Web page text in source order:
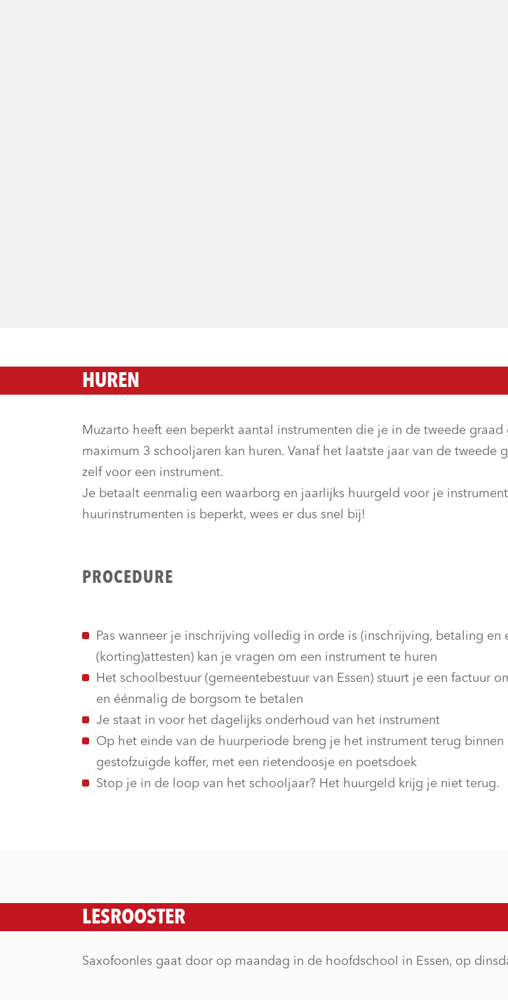
HUREN
Muzarto heeft een beperkt aantal instrumenten die je in de tweede graad
maximum 3 schooljaren kan huren. Vanaf het laatste jaar van de tweede
zelf voor een instrument.
Je betaalt eenmalig een waarborg en jaarlijks huurgeld voor je
huurinstrumenten is beperkt, wees er dus snel bij!
PROCEDURE
Pas wanneer je inschrijving volledig in orde is (inschrijving, betaling en
(korting)attesten) kan je vragen om een instrument te huren
Het schoolbestuur (gemeentebestuur van Essen) stuurt je een factuur
en éénmalig de borgsom te betalen
Je staat in voor het dagelijks onderhoud van het instrument
Op het einde van de huurperiode breng je het instrument terug binnen
gestofzuigde koffer, met een rietendoosje en poetsdoek
Stop je in de loop van het schooljaar? Het huurgeld krijg je niet terug.
LESROOSTER
Saxofoonles gaat door op maandag in de hoofdschool in Essen, op